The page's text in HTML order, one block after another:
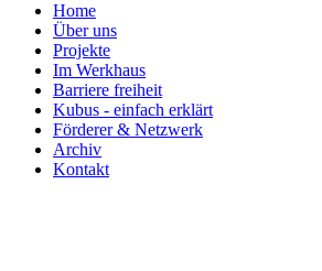
Home
Über uns
Projekte
Im Werkhaus
Barriere freiheit
Kubus - einfach erklärt
Förderer & Netzwerk
Archiv
Kontakt